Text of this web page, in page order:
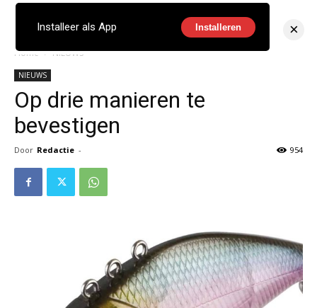
Home NIEUWS
NIEUWS
Op drie manieren te
bevestigen
Door Redactie - 954
Installeer als App Installeren ×